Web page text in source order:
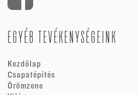
EGYÉB TEVÉKENYSÉGEINK
Kezdőlap
Csapatépítés
Örömzene